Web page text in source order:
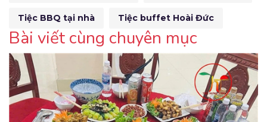
Tiệc BBQ tại nhà Tiệc buffet Hoài Đức
Bài viết cùng chuyên mục